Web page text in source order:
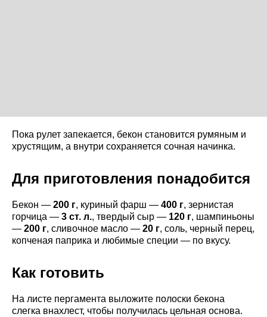
Пока рулет запекается, бекон становится румяным и
хрустящим, а внутри сохраняется сочная начинка.
Для приготовления понадобится
Бекон — 200 г, куриный фарш — 400 г, зернистая
горчица — 3 ст. л., твердый сыр — 120 г, шампиньоны
— 200 г, сливочное масло — 20 г, соль, черный перец,
копченая паприка и любимые специи — по вкусу.
Как готовить
На листе пергамента выложите полоски бекона
слегка внахлест, чтобы получилась цельная основа.